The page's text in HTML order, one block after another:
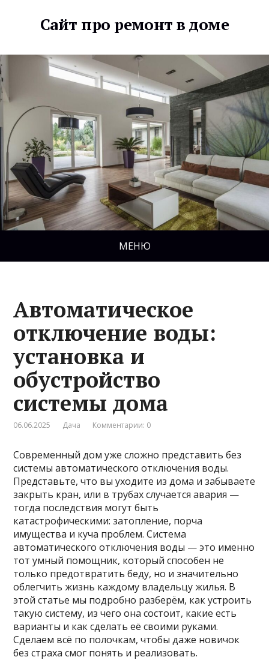
Сайт про ремонт в доме
МЕНЮ
Автоматическое
отключение воды:
установка и
обустройство
системы дома
06.06.2025 Дача Комментарии: 0
Современный дом уже сложно представить без
системы автоматического отключения воды.
Представьте, что вы уходите из дома и забываете
закрыть кран, или в трубах случается авария —
тогда последствия могут быть
катастрофическими: затопление, порча
имущества и куча проблем. Система
автоматического отключения воды — это именно
тот умный помощник, который способен не
только предотвратить беду, но и значительно
облегчить жизнь каждому владельцу жилья. В
этой статье мы подробно разберём, как устроить
такую систему, из чего она состоит, какие есть
варианты и как сделать её своими руками.
Сделаем всё по полочкам, чтобы даже новичок
без страха смог понять и реализовать.